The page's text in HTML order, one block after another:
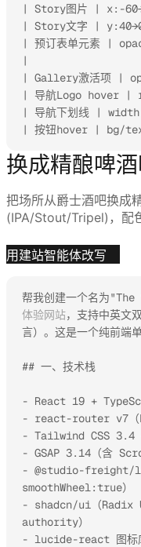
| Story图片 | x:-
| Story文字 |
| 预订表单元素 |
|
| Gallery激活项 |
| 导航Logo hover |
| 导航下划线 |
| 按钮hover | bg/
换成精酿啤
把场所从爵士酒吧换成
(IPA/Stout/Tripel)，配
用建站智能体改写
帮我创建一个名为
体验网站，支持中英文
言）。这是一个纯前端
## 一、技术栈
- React 19 +
- react-router v7（
- Tailwind CSS 3.4
- GSAP 3.14（含
- @studio-freight/
smoothWheel:true）
- shadcn/ui（
authority）
- lucide-react 图标